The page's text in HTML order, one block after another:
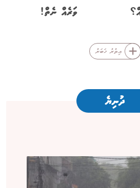
ވަރެއް ނެތް!
އިތުރު ޚަބަރު
ދުނިޔެ